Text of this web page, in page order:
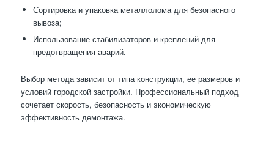
Сортировка и упаковка металлолома для безопасного
вывоза;
Использование стабилизаторов и креплений для
предотвращения аварий.
Выбор метода зависит от типа конструкции, ее размеров и
условий городской застройки. Профессиональный подход
сочетает скорость, безопасность и экономическую
эффективность демонтажа.